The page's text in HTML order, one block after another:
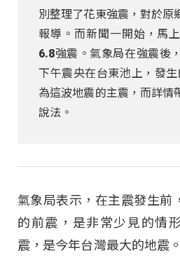
別整理了花東強震，對於原
報導。而新聞一開始，馬
6.8強震。氣象局在強震後
下午震央在台東池上，發
為這波地震的主震，而詳情
說法。
氣象局表示，在主震發生前
的前震，是非常少見的情
震，是今年台灣最大的地震